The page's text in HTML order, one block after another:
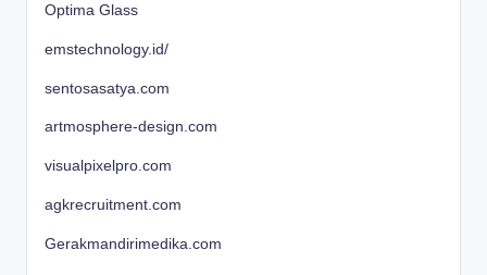
Optima Glass
emstechnology.id/
sentosasatya.com
artmosphere-design.com
visualpixelpro.com
agkrecruitment.com
Gerakmandirimedika.com